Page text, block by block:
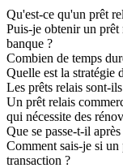
Qu'est-ce qu'un prêt
Puis-je obtenir un
banque ?
Combien de temps
Quelle est la stratégie
Les prêts relais sont-
Un prêt relais
qui nécessite des
Que se passe-t-il
Comment sais-je si
transaction ?